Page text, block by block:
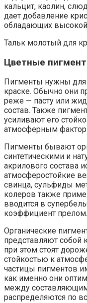
кальцит, каолин,
дает добавление
обладающих
Тальк молотый для
Цветные
Пигменты нужны для
краске. Обычно они
реже — пасту или
состав. Также
усиливают его
атмосферным
Пигменты бывают
синтетическими и
акрилового состава
атмосферостойкие
свинца, сульфиды
колеров также
вводится в
коэффициент
Органические
представляют собой
при этом стоят
стойкостью к
частицы пигментов
как именно они
между
распределяются по